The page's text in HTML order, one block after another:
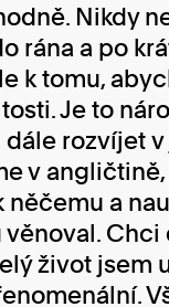
Nikdy
rána a po
k tomu,
Je to
rozvíjet
v
něčemu a
život jsem